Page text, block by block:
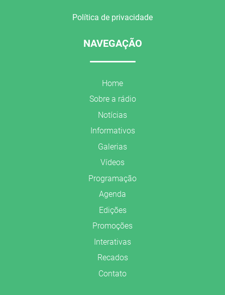
Política de privacidade
NAVEGAÇÃO
Home
Sobre a rádio
Notícias
Informativos
Galerias
Vídeos
Programação
Agenda
Edições
Promoções
Interativas
Recados
Contato